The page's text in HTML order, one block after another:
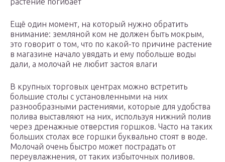
Ещё один момент, на который нужно обратить
внимание: земляной ком не должен быть мокрым,
это говорит о том, что по какой-то причине растение
в магазине начало увядать и ему побольше воды
дали, а молочай не любит застоя влаги
В крупных торговых центрах можно встретить
большие столы с установленными на них
разнообразными растениями, которые для удобства
полива выставляют на них, используя нижний полив
через дренажные отверстия горшков. Часто на таких
больших столах все горшки буквально стоят в воде.
Молочай очень быстро может пострадать от
переувлажнения, от таких избыточных поливов.